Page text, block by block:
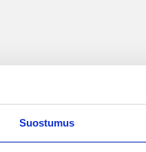
Suostumus